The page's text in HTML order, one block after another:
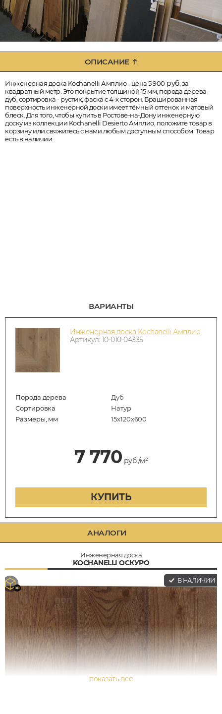
ОПИСАНИЕ
Инженерная доска Kochanelli Амплио - цена 5 900 руб.за
квадратный метр. Это покрытие толщиной 15 мм, порода дерева -
дуб, сортировка - рустик, фаска с 4-х сторон. Брашированная
поверхность инженерной доски имеет тёмный оттенок и матовый
блеск. Для того, чтобы купить в Ростове-на-Дону инженерную
доску из коллекции Kochanelli Desierto Амплио, положите товар в
корзину или свяжитесь с нами любым доступным способом. Товар
есть в наличии.
ВАРИАНТЫ
Инженерная доска Kochanelli Амплио
Артикул: 10-010-04335
Порода дерева
Дуб
Сортировка
Натур
Размеры, мм
15х120х600
7 770 руб./м²
КУПИТЬ
АНАЛОГИ
Инженерная доска
KOCHANELLI ОСКУРО
В НАЛИЧИИ